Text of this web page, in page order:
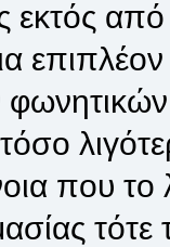
από
που